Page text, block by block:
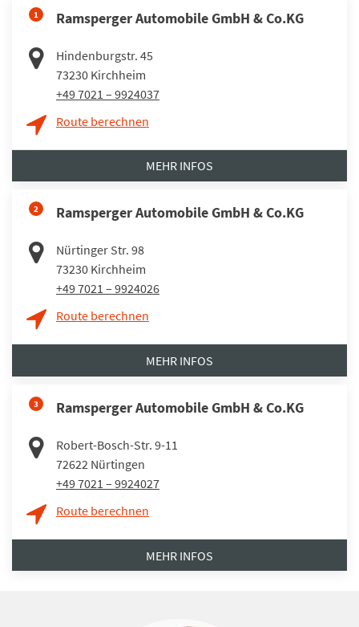
1 Ramsperger Automobile GmbH & Co.KG
Hindenburgstr. 45
73230 Kirchheim
+49 7021 – 9924037
Route berechnen
MEHR INFOS
2 Ramsperger Automobile GmbH & Co.KG
Nürtinger Str. 98
73230 Kirchheim
+49 7021 – 9924026
Route berechnen
MEHR INFOS
3 Ramsperger Automobile GmbH & Co.KG
Robert-Bosch-Str. 9-11
72622 Nürtingen
+49 7021 – 9924027
Route berechnen
MEHR INFOS